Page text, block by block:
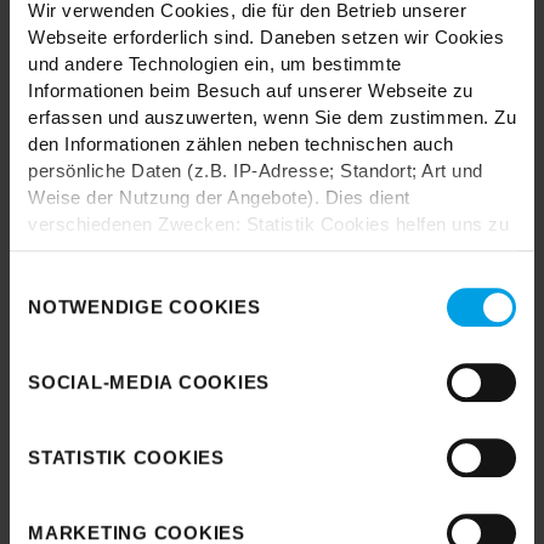
Wir verwenden Cookies, die für den Betrieb unserer
Webseite erforderlich sind. Daneben setzen wir Cookies
und andere Technologien ein, um bestimmte
Informationen beim Besuch auf unserer Webseite zu
erfassen und auszuwerten, wenn Sie dem zustimmen. Zu
den Informationen zählen neben technischen auch
persönliche Daten (z.B. IP-Adresse; Standort; Art und
Weise der Nutzung der Angebote). Dies dient
verschiedenen Zwecken: Statistik Cookies helfen uns zu
anonymisiert für statistische Zwecke auszuwerten.
Marketing Cookies helfen uns, Ihnen personalisierte
es, eine Verbindung zu sozialen Netzwerken aufzubauen,
Kategorien sie neben den notwendigen Cookies zulassen
NOTWENDIGE COOKIES
SOCIAL-MEDIA COOKIES
STATISTIK COOKIES
MARKETING COOKIES
Durch das Laden akzeptieren Sie die
Datenschutzbestimmungen von Google.